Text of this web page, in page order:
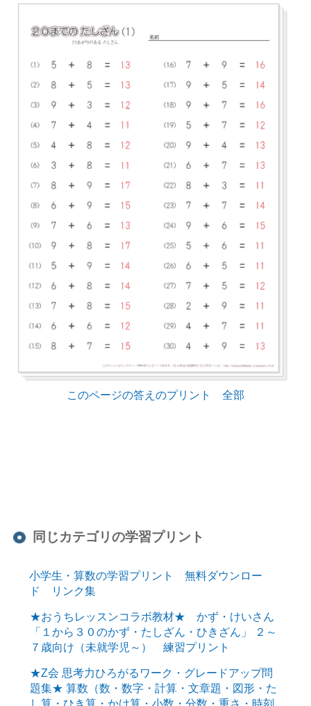
このページの答えのプリント 全部
同じカテゴリの学習プリント
小学生・算数の学習プリント 無料ダウンロー
ド リンク集
★おうちレッスンコラボ教材★ かず・けいさん
「１から３０のかず・たしざん・ひきざん」 ２～
７歳向け（未就学児～） 練習プリント
★Z会 思考力ひろがるワーク・グレードアップ問
題集★ 算数（数・数字・計算・文章題・図形・た
し算・ひき算・かけ算・小数・分数・重さ・時刻